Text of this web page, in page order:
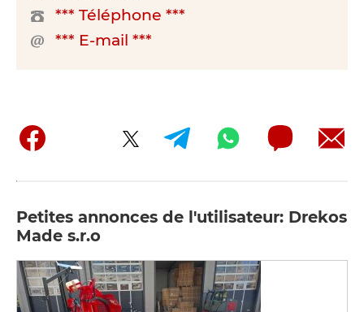
*** Téléphone ***
*** E-mail ***
Petites annonces de l'utilisateur: Drekos
Made s.r.o